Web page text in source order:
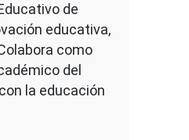
de
educativa,
como
del
la educación